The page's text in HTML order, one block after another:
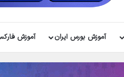
آموزش بورس ایران آموزش